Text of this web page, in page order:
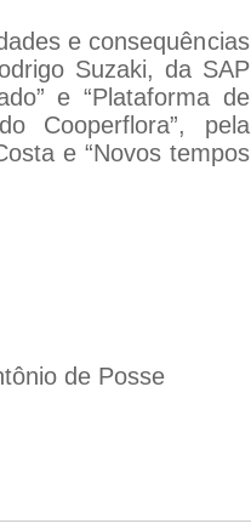
e consequências
Suzaki, da SAP
e “Plataforma de
Cooperflora”, pela
e “Novos tempos
de Posse